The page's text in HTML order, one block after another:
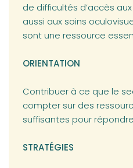
de difficultés d’accès
aussi aux soins
sont une ressource
ORIENTATION
Contribuer à ce que le
compter sur des
suffisantes pour
STRATÉGIES